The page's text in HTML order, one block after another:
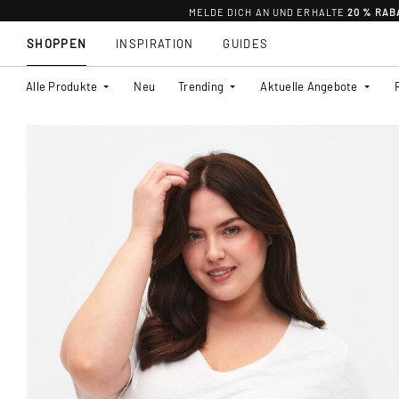
MELDE DICH AN UND ERHALTE20 %
SHOPPEN
Alle Produkte Neu Trending Aktuelle Angebote
INSPIRATION GUIDES